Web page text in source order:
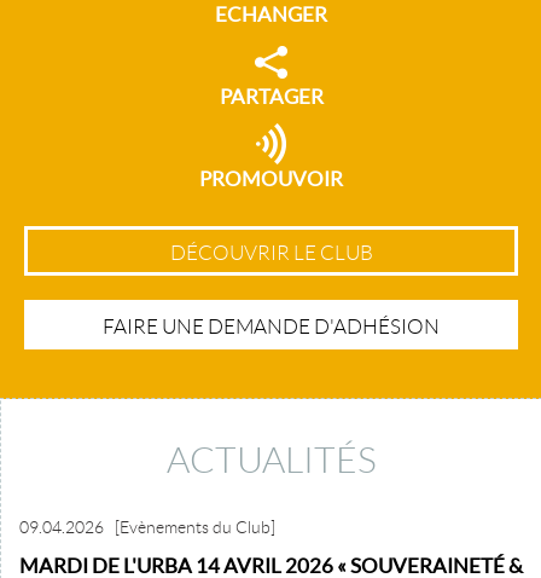
ECHANGER
PARTAGER
PROMOUVOIR
DÉCOUVRIR LE CLUB
FAIRE UNE DEMANDE D'ADHÉSION
ACTUALITÉS
09.04.2026 [Evènements du Club]
MARDI DE L'URBA 14 AVRIL 2026 « SOUVERAINETÉ &